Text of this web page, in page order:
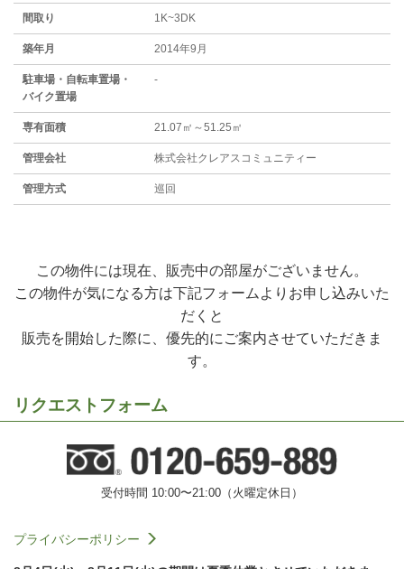
間取り 1K~3DK
築年月 2014年9月
駐⾞場・⾃転⾞置場・
バイク置場
-
専有面積 21.07㎡～51.25㎡
管理会社 株式会社クレアスコミュニティー
管理方式 巡回
この物件には現在、販売中の部屋がございません。
この物件が気になる方は下記フォームよりお申し込みいた
だくと
販売を開始した際に、優先的にご案内させていただきま
す。
リクエストフォーム
受付時間 10:00〜21:00（火曜定休日）
プライバシーポリシー